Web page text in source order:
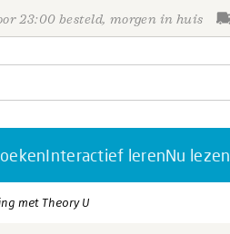
23:00 besteld, morgen in huis
Interactief lerenNu lezen
met Theory U